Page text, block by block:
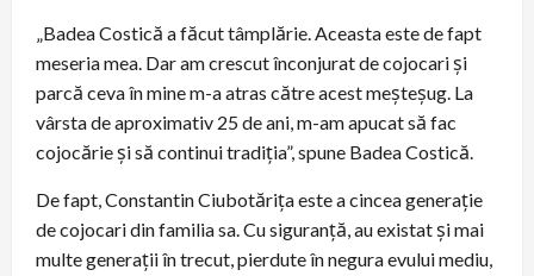
„Badea Costică a făcut tâmplărie. Aceasta este de fapt
meseria mea. Dar am crescut înconjurat de cojocari și
parcă ceva în mine m-a atras către acest meșteșug. La
vârsta de aproximativ 25 de ani, m-am apucat să fac
cojocărie și să continui tradiția”, spune Badea Costică.
De fapt, Constantin Ciubotărița este a cincea generație
de cojocari din familia sa. Cu siguranță, au existat și mai
multe generații în trecut, pierdute în negura evului mediu,